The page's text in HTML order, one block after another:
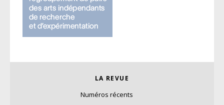
LA REVUE
Numéros récents